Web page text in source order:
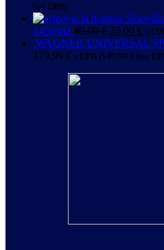
bez DPH)
145g/m2 40,00€ 35,00 € s
WAGNER UNIVERSAL
179,99 € s DPH (149,99 € bez